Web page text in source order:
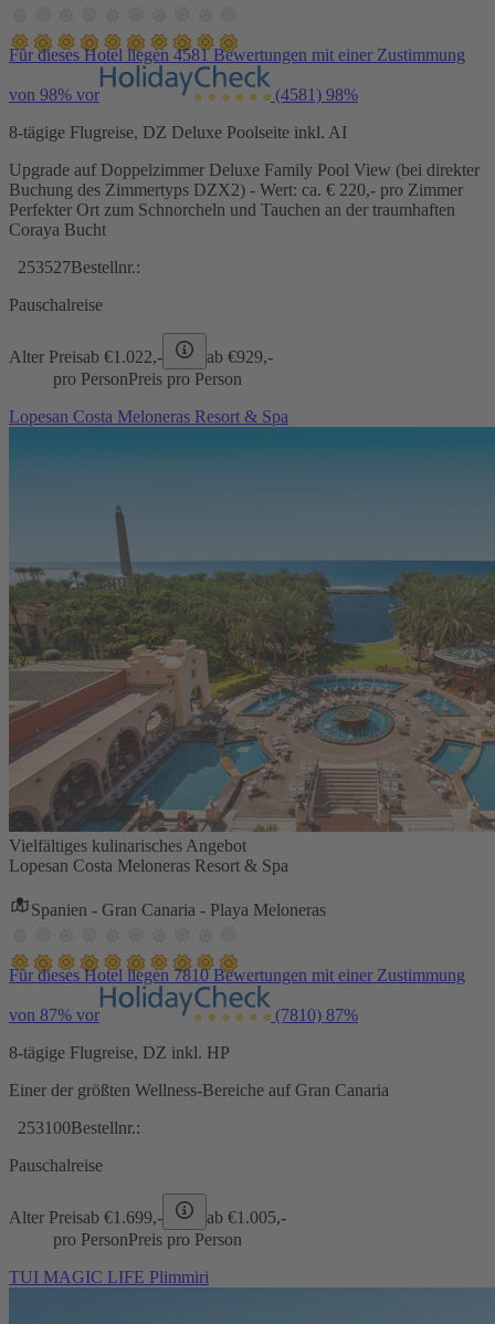
Für dieses Hotel liegen 4581 Bewertungen mit einer Zustimmung
von 98% vor (4581) 98%
8-tägige Flugreise, DZ Deluxe Poolseite inkl. AI
Upgrade auf Doppelzimmer Deluxe Family Pool View (bei direkter
Buchung des Zimmertyps DZX2) - Wert: ca. € 220,- pro Zimmer
Perfekter Ort zum Schnorcheln und Tauchen an der traumhaften
Coraya Bucht
253527Bestellnr.:
Pauschalreise
Alter Preisab €1.022,- ab €929,-
pro PersonPreis pro Person
Lopesan Costa Meloneras Resort & Spa
Vielfältiges kulinarisches Angebot
Lopesan Costa Meloneras Resort & Spa
Spanien - Gran Canaria - Playa Meloneras
Für dieses Hotel liegen 7810 Bewertungen mit einer Zustimmung
von 87% vor (7810) 87%
8-tägige Flugreise, DZ inkl. HP
Einer der größten Wellness-Bereiche auf Gran Canaria
253100Bestellnr.:
Pauschalreise
Alter Preisab €1.699,- ab €1.005,-
pro PersonPreis pro Person
TUI MAGIC LIFE Plimmiri